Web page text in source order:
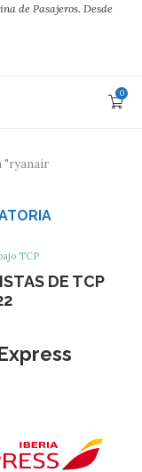
de Pasajeros. Desde
0
"ryanair
TCP
DE TCP